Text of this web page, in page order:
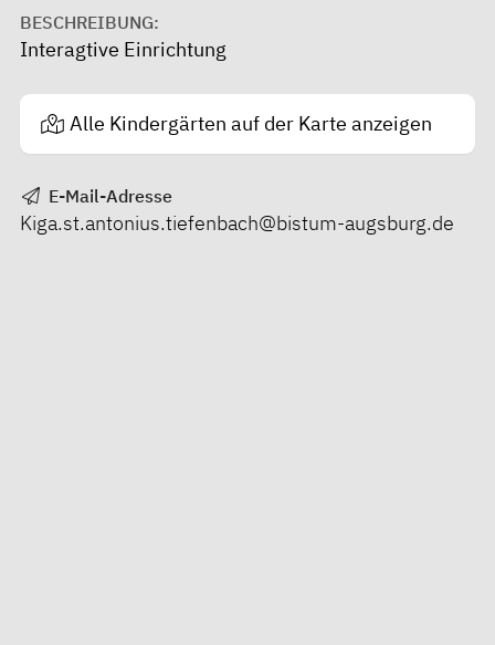
BESCHREIBUNG:
Interagtive Einrichtung
Alle Kindergärten auf der Karte anzeigen
E-Mail-Adresse
Kiga.st.antonius.tiefenbach@bistum-augsburg.de